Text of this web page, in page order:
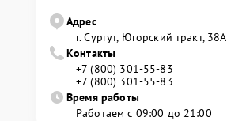
Адрес
г. Сургут, Югорский тракт, 38А
Контакты
+7 (800) 301-55-83
+7 (800) 301-55-83
Время работы
Работаем с 09:00 до 21:00